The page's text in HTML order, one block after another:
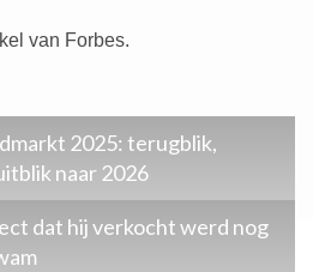
van Forbes.
2025: terugblik,
naar 2026
dat hij verkocht werd nog